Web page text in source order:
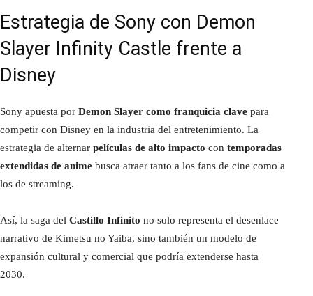
Estrategia de Sony con Demon
Slayer Infinity Castle frente a
Disney
Sony apuesta por Demon Slayer como franquicia clave para
competir con Disney en la industria del entretenimiento. La
estrategia de alternar películas de alto impacto con temporadas
extendidas de anime busca atraer tanto a los fans de cine como a
los de streaming.
Así, la saga del Castillo Infinito no solo representa el desenlace
narrativo de Kimetsu no Yaiba, sino también un modelo de
expansión cultural y comercial que podría extenderse hasta
2030.